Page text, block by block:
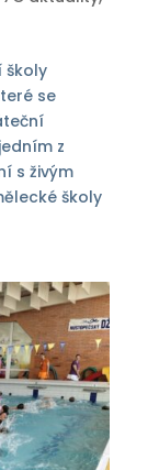
školy
se
z
s živým
školy